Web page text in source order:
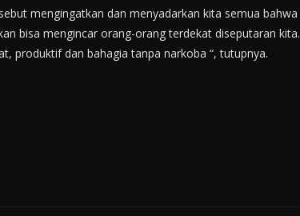
mengingatkan dan menyadarkan kita semua bahwa
bisa mengincar orang-orang terdekat diseputaran kita.
produktif dan bahagia tanpa narkoba “, tutupnya.